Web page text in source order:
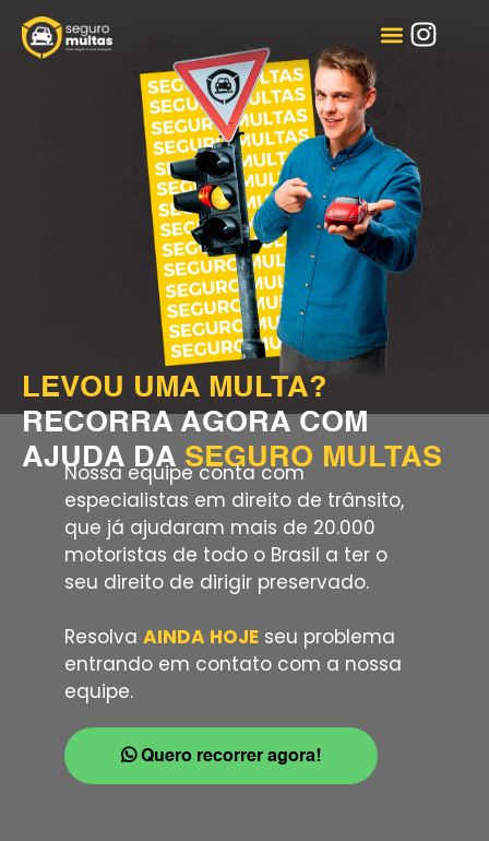
LEVOU UMA MULTA?
RECORRA AGORA COM
AJUDA DA SEGURO MULTAS
Nossa equipe conta com
especialistas em direito de trânsito,
que já ajudaram mais de 20.000
motoristas de todo o Brasil a ter o
seu direito de dirigir preservado.
Resolva AINDA HOJEseu problema
entrando em contato com a nossa
equipe.
Quero recorrer agora!